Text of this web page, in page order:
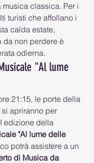
classica. Per i
turisti che affollano i
calda estate,
da non perdere è
odierna.
"Al lume
21:15, le porte della
apriranno per
edizione della
"Al lume delle
potrà assistere a un
di Musica da